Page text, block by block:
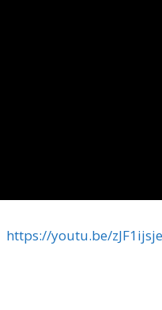
https://youtu.be/